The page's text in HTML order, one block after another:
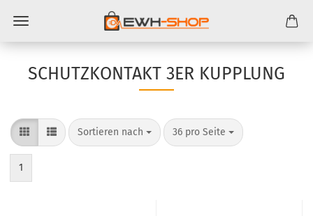
SCHUTZKONTAKT 3ER KUPPLUNG
Sortieren nach
Sortieren nach 36 pro Seite
pro Seite
1